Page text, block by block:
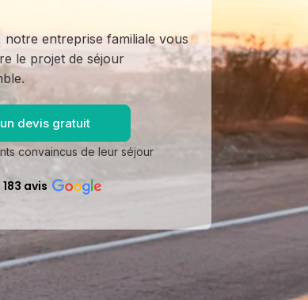
notre entreprise familiale vous
le projet de séjour
devis gratuit
convaincus de leur séjour
183 avis